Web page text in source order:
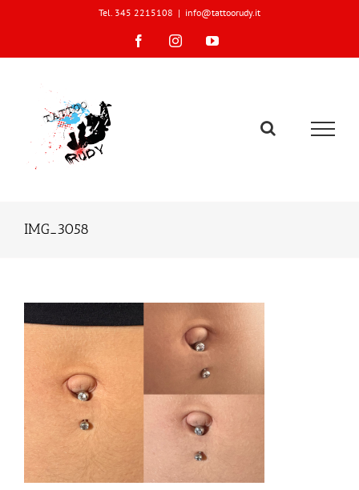
Tel. 345 2215108 | info@tattoorudy.it
FacebookInstagramYouTube
IMG_3058